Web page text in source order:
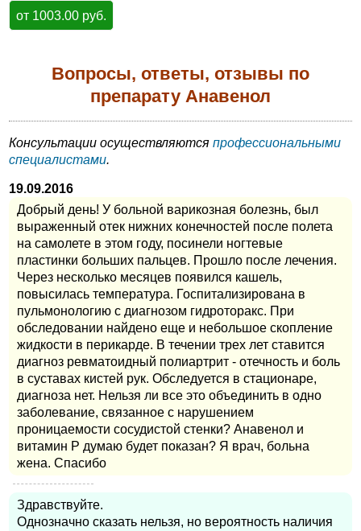
от 1003.00 руб.
Вопросы, ответы, отзывы по
препарату Анавенол
Консультации осуществляются профессиональными
специалистами.
19.09.2016
Добрый день! У больной варикозная болезнь, был
выраженный отек нижних конечностей после полета
на самолете в этом году, посинели ногтевые
пластинки больших пальцев. Прошло после лечения.
Через несколько месяцев появился кашель,
повысилась температура. Госпитализирована в
пульмонологию с диагнозом гидроторакс. При
обследовании найдено еще и небольшое скопление
жидкости в перикарде. В течении трех лет ставится
диагноз ревматоидный полиартрит - отечность и боль
в суставах кистей рук. Обследуется в стационаре,
диагноза нет. Нельзя ли все это объединить в одно
заболевание, связанное с нарушением
проницаемости сосудистой стенки? Анавенол и
витамин Р думаю будет показан? Я врач, больна
жена. Спасибо
Здравствуйте.
Однозначно сказать нельзя, но вероятность наличия